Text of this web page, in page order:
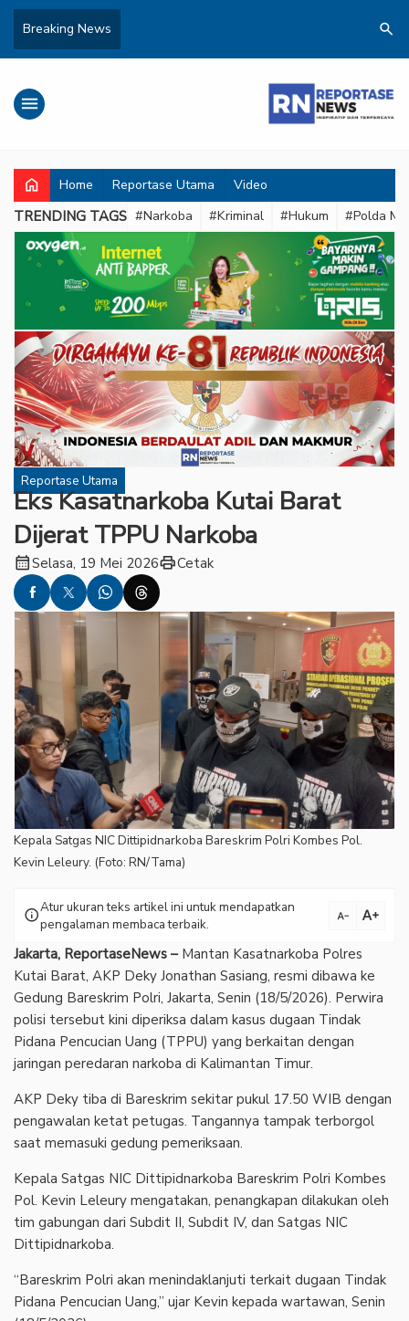
Breaking News search
menu
home Home Reportase Utama Video
TRENDING TAGS #Narkoba #Kriminal #Hukum #Polda
Reportase Utama
Eks Kasatnarkoba Kutai Barat
Dijerat TPPU Narkoba
calendar_monthSelasa, 19 Mei 2026printCetak
Kepala Satgas NIC Dittipidnarkoba Bareskrim Polri Kombes Pol.
Kevin Leleury. (Foto: RN/Tama)
infoAtur ukuran teks artikel ini untuk mendapatkan
pengalaman membaca terbaik.
text_decrease text_increase
Jakarta, ReportaseNews –Mantan Kasatnarkoba Polres
Kutai Barat, AKP Deky Jonathan Sasiang, resmi dibawa ke
Gedung Bareskrim Polri, Jakarta, Senin (18/5/2026). Perwira
polisi tersebut kini diperiksa dalam kasus dugaan Tindak
Pidana Pencucian Uang (TPPU) yang berkaitan dengan
jaringan peredaran narkoba di Kalimantan Timur.
‎AKP Deky tiba di Bareskrim sekitar pukul 17.50 WIB dengan
pengawalan ketat petugas. Tangannya tampak terborgol
saat memasuki gedung pemeriksaan.
‎Kepala Satgas NIC Dittipidnarkoba Bareskrim Polri Kombes
Pol. Kevin Leleury mengatakan, penangkapan dilakukan oleh
tim gabungan dari Subdit II, Subdit IV, dan Satgas NIC
Dittipidnarkoba.
‎“Bareskrim Polri akan menindaklanjuti terkait dugaan Tindak
Pidana Pencucian Uang,” ujar Kevin kepada wartawan, Senin